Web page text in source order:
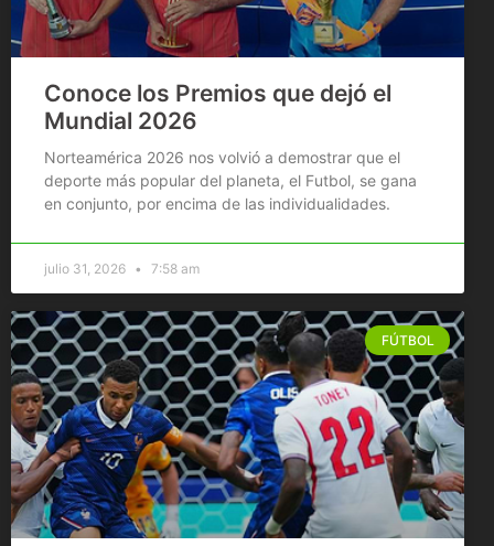
Conoce los Premios que dejó el
Mundial 2026
Norteamérica 2026 nos volvió a demostrar que el
deporte más popular del planeta, el Futbol, se gana
en conjunto, por encima de las individualidades.
julio 31, 2026 7:58 am
FÚTBOL